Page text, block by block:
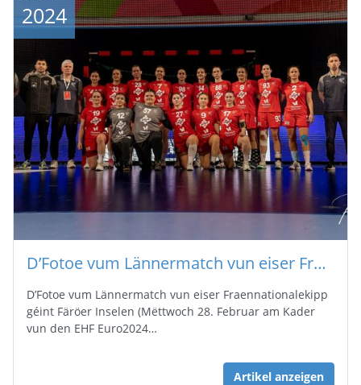
D’Fotoe vum Lännermatch vun eiser Fraennationalekipp géint Färöer Inselen sinn online
D’Fotoe vum Lännermatch vun eiser Fraennationalekipp
géint Färöer Inselen (Mëttwoch 28. Februar am Kader
vun den EHF Euro2024…
Artikel anzeigen
2024